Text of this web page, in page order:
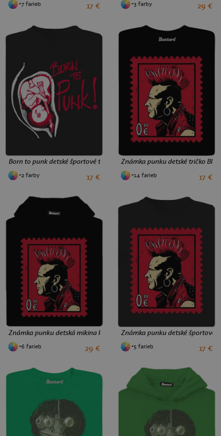
2 4 12
+7 farieb 17 € 4
+3 farby 29 €
Born to punk detské športové tričko Black
+2 farby 17 € 2 4 12
Známka punku detské tričko
+14 farieb 17 €
4
Známka punku detská mikina klokanka Black
+6 farieb 29 € 8
Známka punku detské športové
+5 farieb 17 €